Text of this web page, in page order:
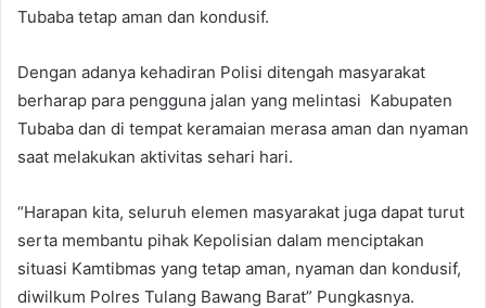
Tubaba tetap aman dan kondusif.
Dengan adanya kehadiran Polisi ditengah masyarakat
berharap para pengguna jalan yang melintasi Kabupaten
Tubaba dan di tempat keramaian merasa aman dan nyaman
saat melakukan aktivitas sehari hari.
“Harapan kita, seluruh elemen masyarakat juga dapat turut
serta membantu pihak Kepolisian dalam menciptakan
situasi Kamtibmas yang tetap aman, nyaman dan kondusif,
diwilkum Polres Tulang Bawang Barat” Pungkasnya.